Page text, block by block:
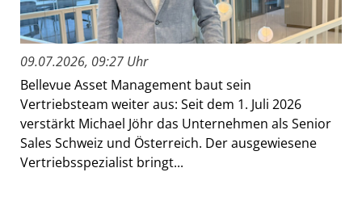
09.07.2026, 09:27 Uhr
Bellevue Asset Management baut sein
Vertriebsteam weiter aus: Seit dem 1. Juli 2026
verstärkt Michael Jöhr das Unternehmen als Senior
Sales Schweiz und Österreich. Der ausgewiesene
Vertriebsspezialist bringt...